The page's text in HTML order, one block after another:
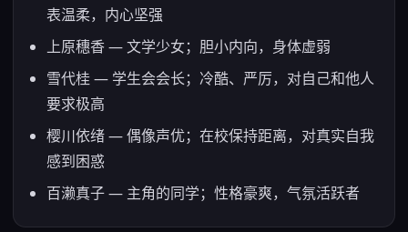
表温柔，内心坚强
上原穗香 — 文学少女；胆小内向，身体虚弱
雪代桂 — 学生会会长；冷酷、严厉，对自己和他人
要求极高
樱川依绪 — 偶像声优；在校保持距离，对真实自我
感到困惑
百濑真子 — 主角的同学；性格豪爽，气氛活跃者